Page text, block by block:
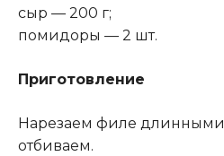
сыр — 200 г;
помидоры — 2 шт.
Приготовление
Нарезаем филе
отбиваем.